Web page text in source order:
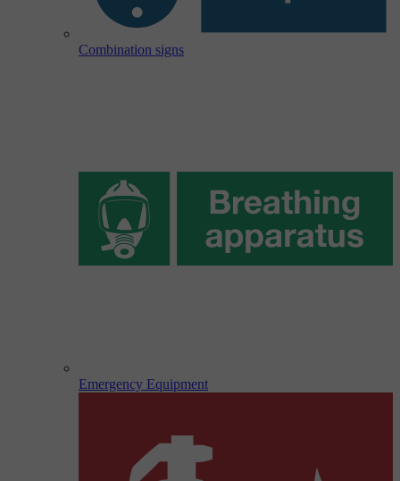
Combination signs
Emergency Equipment